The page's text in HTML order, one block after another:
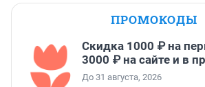
ПРОМОКОДЫ
Скидка 1000 ₽ на
3000 ₽ на сайте и в
До 31 августа, 2026